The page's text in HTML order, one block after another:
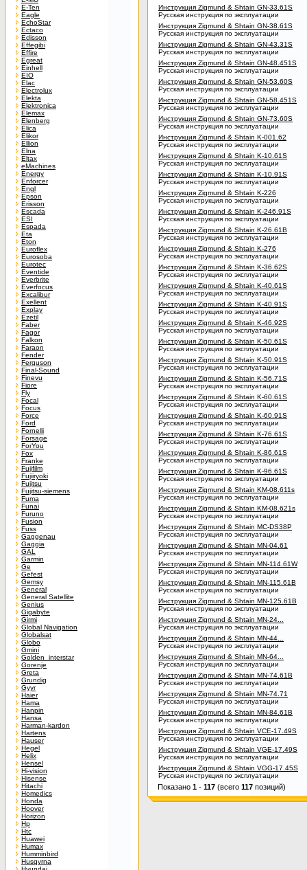
E-Ten
Eagle
EchoStar
Ectaco
Edisson
Effegibi
Effire
Egreat
Einhell
EIO
Elac
Electrolux
Elekta
Elektronica
Elemax
Elenberg
Elica
Elikor
Ellion
Elna
Eltax
eMachines
Energy
Enforcer
Engl
Epson
Erisson
Escada
ESI
Espada
Eta
Eton
Euroflex
Eurosoba
Eurotec
Eventide
Everbrite
Everfocus
Excalibur
Exellent
Explay
Ezetil
Faber
Fagor
Falkon
Faraon
Fender
Ferguson
Final-Sound
Finevu
Fiore
Fly
Focal
Focus
Force
Ford
Fornelli
Forsage
ForYou
Fox
Franke
Fujifilm
Fujiiryoki
Fujitsu
Fujitsu-siemens
Fuma
Funai
Furuno
Fusion
Fuss
Gaggenau
Gaggia
GAL
Garmin
Ge
Gefest
Gemsy
General
General Satellite
Genius
Gigabyte
Girmi
Global Navigation
Globalsat
Globo
Gmini
Golden_interstar
Gorenje
Greta
Grundig
Gyyr
Haier
Hama
Hanpin
Hansa
Harman-kardon
Hartens
Hauser
Hegel
Helix
Hensel
Hi-vision
Hisense
Hitachi
Homedics
Honda
Hoover
Horizon
Hp
Htc
Huawei
Humax
Humminbird
Husqvrna
Инструкция Zigmund & Shtain GN-33.61S
Русская инструкция по эксплуатации
Инструкция Zigmund & Shtain GN-38.61S
Русская инструкция по эксплуатации
Инструкция Zigmund & Shtain GN-43.31S
Русская инструкция по эксплуатации
Инструкция Zigmund & Shtain GN-48.451S
Русская инструкция по эксплуатации
Инструкция Zigmund & Shtain GN-53.60S
Русская инструкция по эксплуатации
Инструкция Zigmund & Shtain GN-58.451S
Русская инструкция по эксплуатации
Инструкция Zigmund & Shtain GN-73.60S
Русская инструкция по эксплуатации
Инструкция Zigmund & Shtain K-001.62
Русская инструкция по эксплуатации
Инструкция Zigmund & Shtain K-10.61S
Русская инструкция по эксплуатации
Инструкция Zigmund & Shtain K-10.91S
Русская инструкция по эксплуатации
Инструкция Zigmund & Shtain K-226
Русская инструкция по эксплуатации
Инструкция Zigmund & Shtain K-246.91S
Русская инструкция по эксплуатации
Инструкция Zigmund & Shtain K-26.61B
Русская инструкция по эксплуатации
Инструкция Zigmund & Shtain K-276
Русская инструкция по эксплуатации
Инструкция Zigmund & Shtain K-36.62S
Русская инструкция по эксплуатации
Инструкция Zigmund & Shtain K-40.61S
Русская инструкция по эксплуатации
Инструкция Zigmund & Shtain K-40.91S
Русская инструкция по эксплуатации
Инструкция Zigmund & Shtain K-46.92S
Русская инструкция по эксплуатации
Инструкция Zigmund & Shtain K-50.61S
Русская инструкция по эксплуатации
Инструкция Zigmund & Shtain K-50.91S
Русская инструкция по эксплуатации
Инструкция Zigmund & Shtain K-56.71S
Русская инструкция по эксплуатации
Инструкция Zigmund & Shtain K-60.61S
Русская инструкция по эксплуатации
Инструкция Zigmund & Shtain K-60.91S
Русская инструкция по эксплуатации
Инструкция Zigmund & Shtain K-76.61S
Русская инструкция по эксплуатации
Инструкция Zigmund & Shtain K-86.61S
Русская инструкция по эксплуатации
Инструкция Zigmund & Shtain K-96.61S
Русская инструкция по эксплуатации
Инструкция Zigmund & Shtain KM-08.611s
Русская инструкция по эксплуатации
Инструкция Zigmund & Shtain KM-08.621s
Русская инструкция по эксплуатации
Инструкция Zigmund & Shtain MC-DS38P
Русская инструкция по эксплуатации
Инструкция Zigmund & Shtain MN-04.61
Русская инструкция по эксплуатации
Инструкция Zigmund & Shtain MN-114.61W
Русская инструкция по эксплуатации
Инструкция Zigmund & Shtain MN-115.61B
Русская инструкция по эксплуатации
Инструкция Zigmund & Shtain MN-125.61B
Русская инструкция по эксплуатации
Инструкция Zigmund & Shtain MN-24...
Русская инструкция по эксплуатации
Инструкция Zigmund & Shtain MN-44...
Русская инструкция по эксплуатации
Инструкция Zigmund & Shtain MN-64...
Русская инструкция по эксплуатации
Инструкция Zigmund & Shtain MN-74.61B
Русская инструкция по эксплуатации
Инструкция Zigmund & Shtain MN-74.71
Русская инструкция по эксплуатации
Инструкция Zigmund & Shtain MN-84.61B
Русская инструкция по эксплуатации
Инструкция Zigmund & Shtain VCE-17.49S
Русская инструкция по эксплуатации
Инструкция Zigmund & Shtain VGE-17.49S
Русская инструкция по эксплуатации
Инструкция Zigmund & Shtain VGG-17.45S
Русская инструкция по эксплуатации
Показано 1 - 117 (всего 117 позиций)